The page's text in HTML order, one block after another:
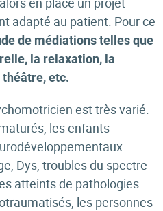
adapté au patient. Pour ce
de médiations telles que
la relaxation, la
etc.
est très varié.
les enfants
Dys, troubles du spectre
atteints de pathologies
les personnes